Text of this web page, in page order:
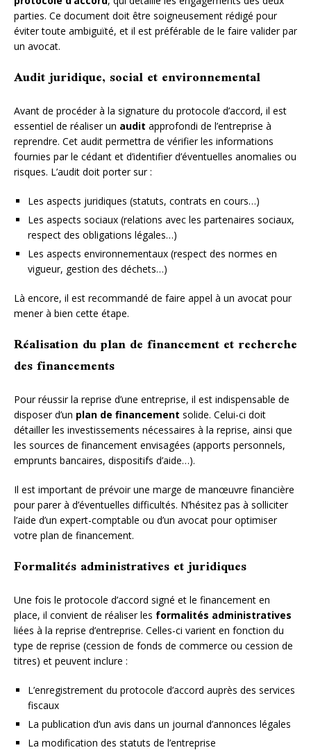
parties. Ce document doit être soigneusement rédigé pour
éviter toute ambiguïté, et il est préférable de le faire valider par
un avocat.
Audit juridique, social et environnemental
Avant de procéder à la signature du protocole d’accord, il est
essentiel de réaliser un audit approfondi de l’entreprise à
reprendre. Cet audit permettra de vérifier les informations
fournies par le cédant et d’identifier d’éventuelles anomalies ou
risques. L’audit doit porter sur :
Les aspects juridiques (statuts, contrats en cours…)
Les aspects sociaux (relations avec les partenaires sociaux,
respect des obligations légales…)
Les aspects environnementaux (respect des normes en
vigueur, gestion des déchets…)
Là encore, il est recommandé de faire appel à un avocat pour
mener à bien cette étape.
Réalisation du plan de financement et recherche
des financements
Pour réussir la reprise d’une entreprise, il est indispensable de
disposer d’un plan de financement solide. Celui-ci doit
détailler les investissements nécessaires à la reprise, ainsi que
les sources de financement envisagées (apports personnels,
emprunts bancaires, dispositifs d’aide…).
Il est important de prévoir une marge de manœuvre financière
pour parer à d’éventuelles difficultés. N’hésitez pas à solliciter
l’aide d’un expert-comptable ou d’un avocat pour optimiser
votre plan de financement.
Formalités administratives et juridiques
Une fois le protocole d’accord signé et le financement en
place, il convient de réaliser les formalités administratives
liées à la reprise d’entreprise. Celles-ci varient en fonction du
type de reprise (cession de fonds de commerce ou cession de
titres) et peuvent inclure :
L’enregistrement du protocole d’accord auprès des services
fiscaux
La publication d’un avis dans un journal d’annonces légales
La modification des statuts de l’entreprise